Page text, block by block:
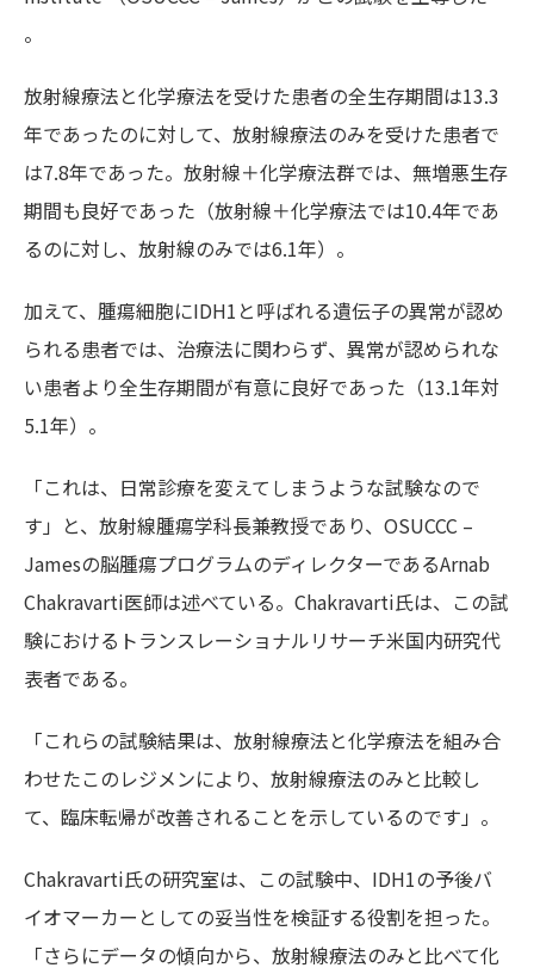
。
放射線療法と化学療法を受けた患者の全生存期間は13.3
年であったのに対して、放射線療法のみを受けた患者で
は7.8年であった。放射線＋化学療法群では、無増悪生存
期間も良好であった（放射線＋化学療法では10.4年であ
るのに対し、放射線のみでは6.1年）。
加えて、腫瘍細胞にIDH1と呼ばれる遺伝子の異常が認め
られる患者では、治療法に関わらず、異常が認められな
い患者より全生存期間が有意に良好であった（13.1年対
5.1年）。
「これは、日常診療を変えてしまうような試験なので
す」と、放射線腫瘍学科長兼教授であり、OSUCCC –
Jamesの脳腫瘍プログラムのディレクターであるArnab
Chakravarti医師は述べている。Chakravarti氏は、この試
験におけるトランスレーショナルリサーチ米国内研究代
表者である。
「これらの試験結果は、放射線療法と化学療法を組み合
わせたこのレジメンにより、放射線療法のみと比較し
て、臨床転帰が改善されることを示しているのです」。
Chakravarti氏の研究室は、この試験中、IDH1の予後バ
イオマーカーとしての妥当性を検証する役割を担った。
「さらにデータの傾向から、放射線療法のみと比べて化